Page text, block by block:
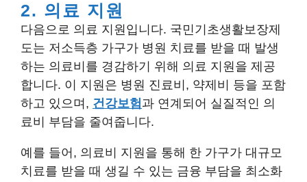
2. 의료 지원
다음으로 의료 지원입니다. 국민기초생활보장제
도는 저소득층 가구가 병원 치료를 받을 때 발생
하는 의료비를 경감하기 위해 의료 지원을 제공
합니다. 이 지원은 병원 진료비, 약제비 등을 포함
하고 있으며, 건강보험과 연계되어 실질적인 의
료비 부담을 줄여줍니다.
예를 들어, 의료비 지원을 통해 한 가구가 대규모
치료를 받을 때 생길 수 있는 금융 부담을 최소화